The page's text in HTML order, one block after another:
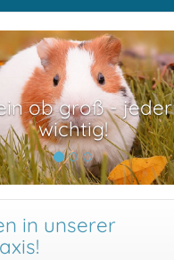
ob groß -
wichtig!
in unserer